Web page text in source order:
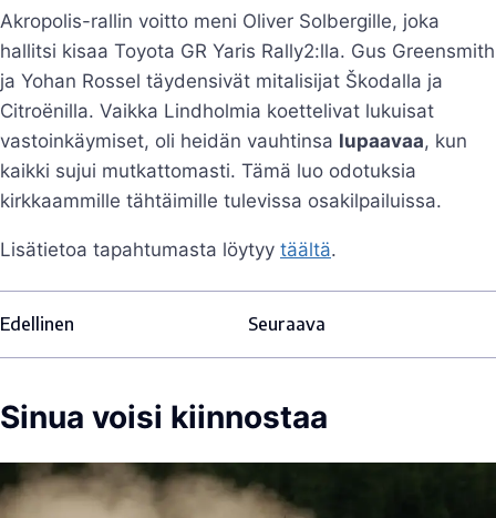
Akropolis-rallin voitto meni Oliver Solbergille, joka
hallitsi kisaa Toyota GR Yaris Rally2:lla. Gus Greensmith
ja Yohan Rossel täydensivät mitalisijat Škodalla ja
Citroënilla. Vaikka Lindholmia koettelivat lukuisat
vastoinkäymiset, oli heidän vauhtinsa lupaavaa, kun
kaikki sujui mutkattomasti. Tämä luo odotuksia
kirkkaammille tähtäimille tulevissa osakilpailuissa.
Lisätietoa tapahtumasta löytyy täältä.
Edellinen Seuraava
Sinua voisi kiinnostaa